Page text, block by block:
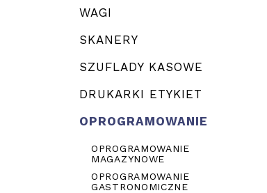
WAGI
SKANERY
SZUFLADY KASOWE
DRUKARKI ETYKIET
OPROGRAMOWANIE
OPROGRAMOWANIE
MAGAZYNOWE
OPROGRAMOWANIE
GASTRONOMICZNE